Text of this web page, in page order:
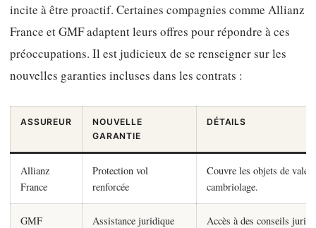
incite à être proactif. Certaines compagnies comme Allianz
France et GMF adaptent leurs offres pour répondre à ces
préoccupations. Il est judicieux de se renseigner sur les
nouvelles garanties incluses dans les contrats :
ASSUREUR
NOUVELLE
GARANTIE
DÉTAILS
Allianz
France
Protection vol
renforcée
Couvre les objets de
cambriolage.
GMF
Assistance juridique
Accès à des conseils